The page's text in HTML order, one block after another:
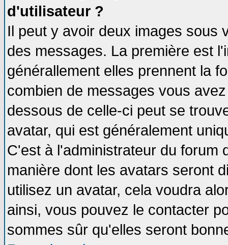
d'utilisateur ?
Il peut y avoir deux images sous
des messages. La première est
générallement elles prennent la
combien de messages vous
dessous de celle-ci peut se
avatar, qui est généralement
C'est à l'administrateur du forum
manière dont les avatars seront
utilisez un avatar, cela voudra
ainsi, vous pouvez le contacter
sommes sûr qu'elles seront